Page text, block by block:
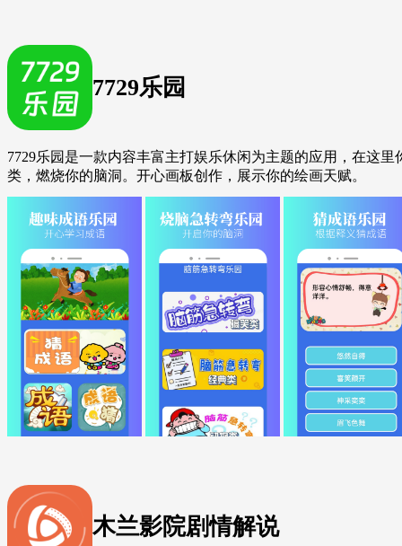
7729乐园
7729乐园是一款内容丰富主打娱乐休闲为主题的应用，在这
类，燃烧你的脑洞。开心画板创作，展示你的绘画天赋。
木兰影院剧情解说